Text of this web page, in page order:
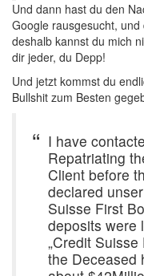
Und dann hast du den
Google rausgesucht,
deshalb kannst du mich
dir jeder, du Depp!
Und jetzt kommst du
Bullshit zum Besten
I have
Repatriating
Client before
declared
Suisse First
deposits were
„Credit
the Deceased